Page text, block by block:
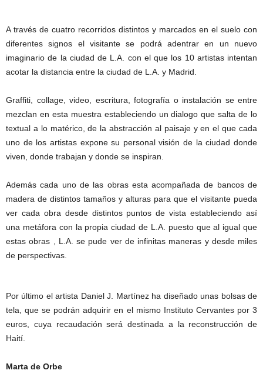
A través de cuatro recorridos distintos y marcados en el suelo con
diferentes signos el visitante se podrá adentrar en un nuevo
imaginario de la ciudad de L.A. con el que los 10 artistas intentan
acotar la distancia entre la ciudad de L.A. y Madrid.
Graffiti, collage, video, escritura, fotografía o instalación se entre
mezclan en esta muestra estableciendo un dialogo que salta de lo
textual a lo matérico, de la abstracción al paisaje y en el que cada
uno de los artistas expone su personal visión de la ciudad donde
viven, donde trabajan y donde se inspiran.
Además cada uno de las obras esta acompañada de bancos de
madera de distintos tamaños y alturas para que el visitante pueda
ver cada obra desde distintos puntos de vista estableciendo así
una metáfora con la propia ciudad de L.A. puesto que al igual que
estas obras , L.A. se pude ver de infinitas maneras y desde miles
de perspectivas.
Por último el artista Daniel J. Martínez ha diseñado unas bolsas de
tela, que se podrán adquirir en el mismo Instituto Cervantes por 3
euros, cuya recaudación será destinada a la reconstrucción de
Haití.
Marta de Orbe